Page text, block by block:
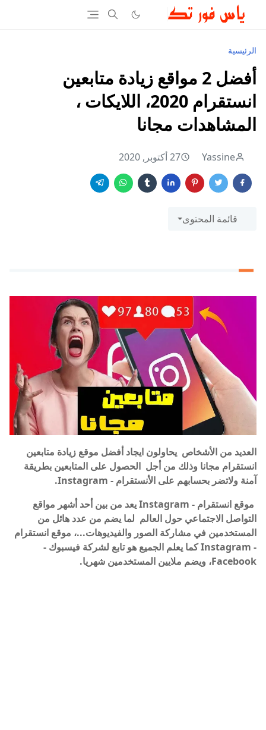
الرئيسية
أفضل 2 مواقع زيادة متابعين
انستقرام 2020، اللايكات ،
المشاهدات مجانا
Yassine 27 أكتوبر, 2020
قائمة المحتوى
العديد من الأشخاص يحاولون ايجاد أفضل موقع زيادة متابعين
انستقرام مجانا وذلك من أجل الحصول على المتابعين بطريقة
آمنة ولاتضر بحسابهم على الأنستقرام - Instagram.
موقع انستقرام - Instagram يعد من بين أحد أشهر مواقع
التواصل الاجتماعي حول العالم لما يضم من عدد هائل من
المستخدمين في مشاركة الصور والفيديوهات...، موقع انستقرام
- Instagram كما يعلم الجميع هو تابع لشركة فيسبوك -
Facebook، ويضم ملايين المستخدمين شهريا.